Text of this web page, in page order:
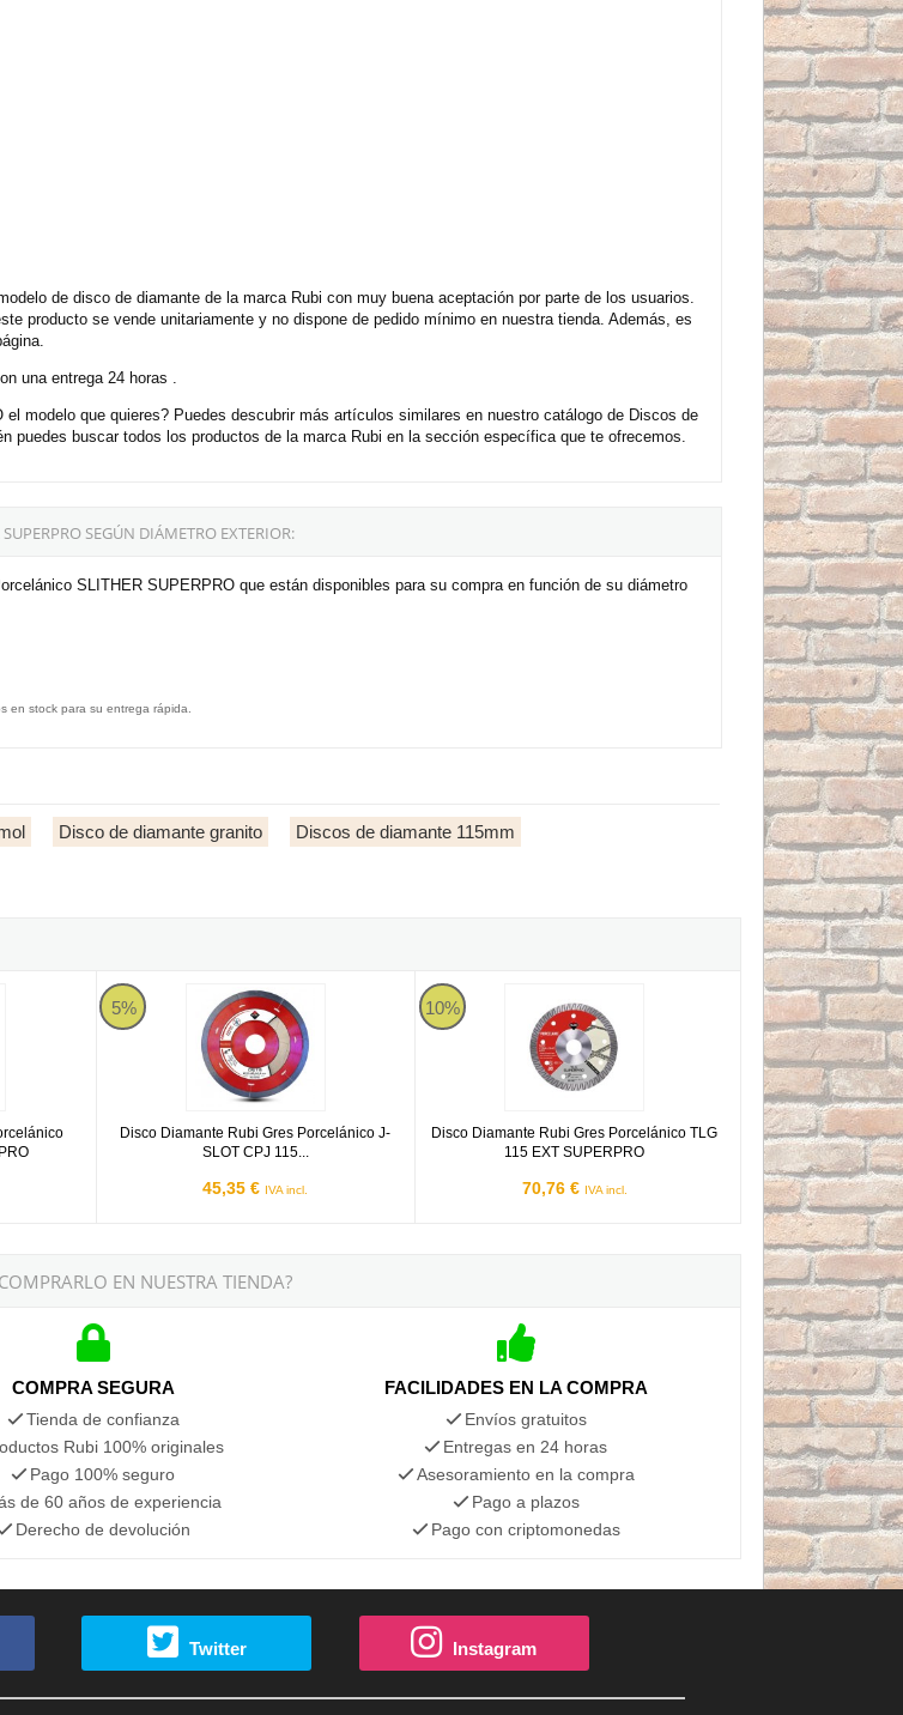
de disco de diamante de la marca Rubi con muy buena aceptación por parte de los usuarios.
producto se vende unitariamente y no dispone de pedido mínimo en nuestra tienda. Además, es
una entrega 24 horas .
modelo que quieres? Puedes descubrir más artículos similares en nuestro catálogo de Discos de
puedes buscar todos los productos de la marca Rubi en la sección específica que te ofrecemos.
SEGÚN DIÁMETRO EXTERIOR:
SLITHER SUPERPRO que están disponibles para su compra en función de su diámetro
en stock para su entrega rápida.
Disco de diamante granito Discos de diamante 115mm
Turbo TCR 115 SUPERPRO
5%
Disco Diamante Rubi Gres Porcelánico J-
SLOT CPJ 115...
45,35 € IVA incl.
Disco Diamante Rubi Gres Porcelánico J-SLOT CPJ 115 SUPERPRO
10%
Disco Diamante Rubi Gres Porcelánico TLG
115 EXT SUPERPRO
70,76 € IVA incl.
Disco Diamante Rubi Gres Porcelánico TLG 115 EXT
EN NUESTRA TIENDA?
COMPRA SEGURA
Tienda de confianza
Rubi 100% originales
Pago 100% seguro
de 60 años de experiencia
Derecho de devolución
FACILIDADES EN LA COMPRA
Envíos gratuitos
Entregas en 24 horas
Asesoramiento en la compra
Pago a plazos
Pago con criptomonedas
Twitter Instagram